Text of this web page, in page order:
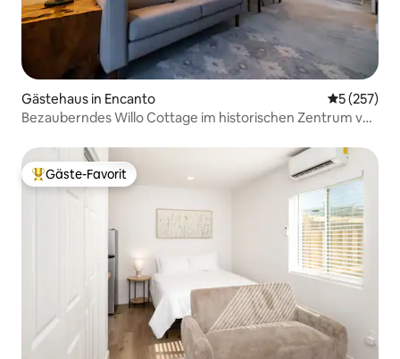
Gästehaus in Encanto
5 (257)
Bezauberndes Willo Cottage im historischen Zentrum von
Beliebter Gäste-Favorit.
Gäste-Favorit